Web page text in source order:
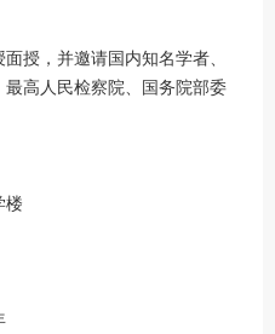
，并邀请国内知名学者、
高人民检察院、国务院部委